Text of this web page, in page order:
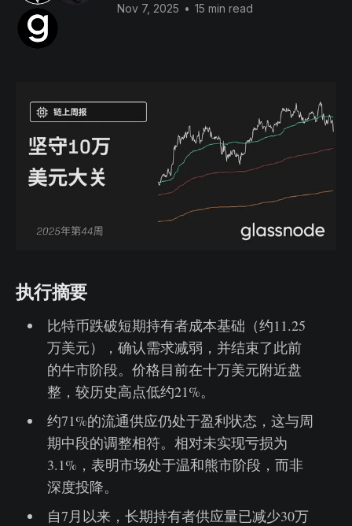
Nov 7, 2025 • 15 min read
执行摘要
比特币跌破短期持有者成本基础（约11.25
万美元），确认需求减弱，并结束了此前
的牛市阶段。价格目前在十万美元附近盘
整，较历史高点低约21%。
约71%的流通供应仍处于盈利状态，这与周
期中段的调整相符。相对未实现亏损为
3.1%，表明市场处于温和熊市阶段，而非
深度投降。
自7月以来，长期持有者供应量已减少30万